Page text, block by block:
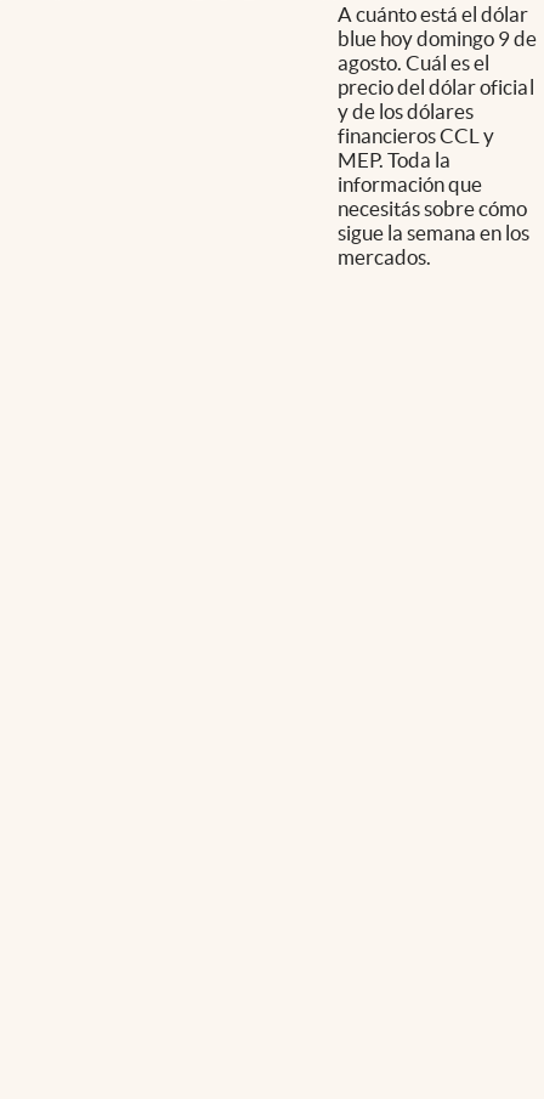
A cuánto está el dólar
blue hoy domingo 9 de
agosto. Cuál es el
precio del dólar oficial
y de los dólares
financieros CCL y
MEP. Toda la
información que
necesitás sobre cómo
sigue la semana en los
mercados.